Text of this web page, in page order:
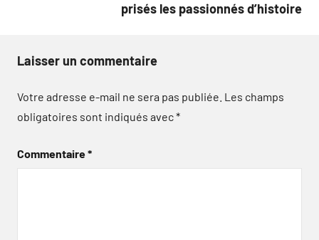
prisés les passionnés d’histoire
Laisser un commentaire
Votre adresse e-mail ne sera pas publiée. Les champs
obligatoires sont indiqués avec*
Commentaire*